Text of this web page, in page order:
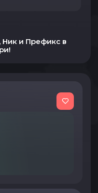
Ник и Префикс в